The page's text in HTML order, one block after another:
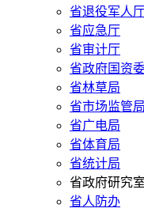
省退役军人厅
省应急厅
省审计厅
省政府国资
省林草局
省市场监管局
省广电局
省体育局
省统计局
省政府研究室
省人防办